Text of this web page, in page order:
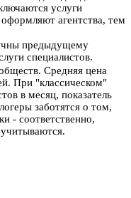
услуги
агентства, тем
предыдущему
специалистов.
Средняя цена
При "классическом"
в месяц, показатель
заботятся о том,
- соответственно,